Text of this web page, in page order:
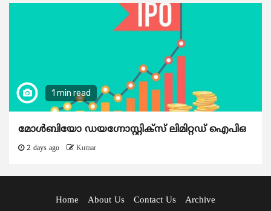
1 min read
മോൾബിയോ ഡയഗ്നോസ്റ്റിക്സ് ലിമിറ്റഡ് ഐപിഒ
2 days ago Kumar
Home About Us Contact Us Archive